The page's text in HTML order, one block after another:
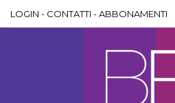
LOGIN - CONTATTI -ABBONAMENTI